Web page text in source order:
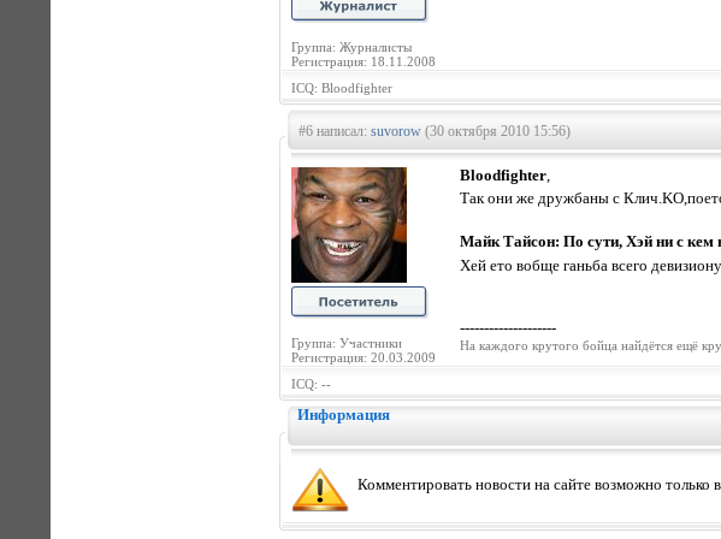
Группа: Журналисты
Регистрация: 18.11.2008
ICQ: Bloodfighter
#6 написал: suvorow (30 октября 2010 15:56)
Группа: Участники
Регистрация: 20.03.2009
Bloodfighter,
Так они же дружбаны с
Майк Тайсон: По сути, Хэй ни с кем
Хей ето вобще ганьба всего
--------------------
На каждого крутого бойца найдётся ещё
ICQ: --
Информация
Комментировать новости на сайте возможно только